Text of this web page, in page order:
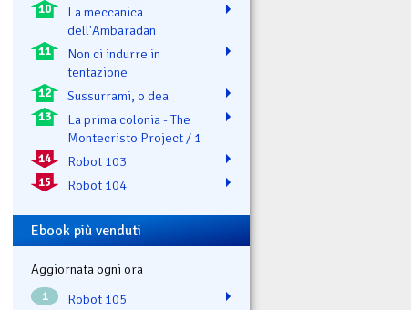
10
La meccanica
dell'Ambaradan
11
Non ci indurre in
tentazione
12 Sussurrami, o dea
13
La prima colonia - The
Montecristo Project / 1
14 Robot 103
15 Robot 104
Ebook più venduti
Aggiornata ogni ora
1 Robot 105